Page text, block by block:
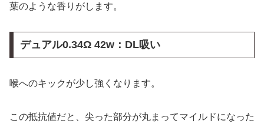
葉のような香りがします。
デュアル0.34Ω 42w：DL吸い
喉へのキックが少し強くなります。
この抵抗値だと、尖った部分が丸まってマイルドになった